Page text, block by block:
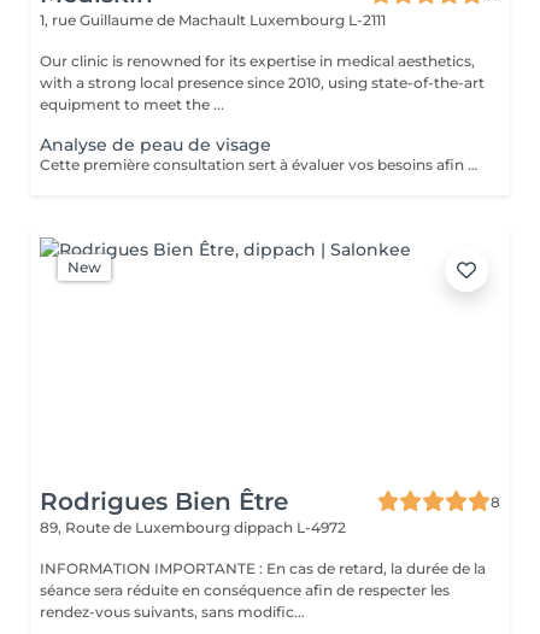
1, rue Guillaume de Machault Luxembourg L-2111
Our clinic is renowned for its expertise in medical aesthetics,
with a strong local presence since 2010, using state-of-the-art
equipment to meet the ...
Analyse de peau de visage
Cette première consultation sert à évaluer vos besoins afin de vous guider vers les soins sur mesure qui répondront au mieux. À cette occasion, toutes les informations nécessaires, telles que les contre-indications, les résultats attendus et autres détails importants, vous seront fournies pour assurer une prise en charge optimale et vous garantir un suivi personnalisé.
New
Rodrigues Bien Être
8
89, Route de Luxembourg dippach L-4972
INFORMATION IMPORTANTE : En cas de retard, la durée de la
séance sera réduite en conséquence afin de respecter les
rendez-vous suivants, sans modific...